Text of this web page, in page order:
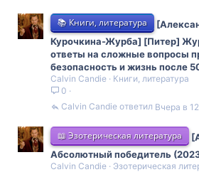
📚 Книги, литература
Курочкина-Журба] [Питер]
ответы на сложные вопросы
безопасность и жизнь после
Calvin Candie
Книги, литература
0
Вчера в
Calvin Candie
📖 Эзотерическая литература
Абсолютный победитель
Calvin Candie
Эзотерическая